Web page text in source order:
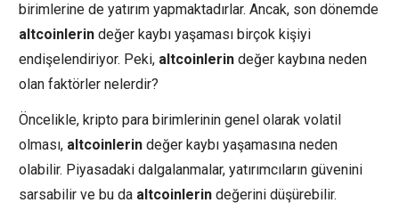
birimlerine de yatırım yapmaktadırlar. Ancak, son dönemde
altcoinlerin değer kaybı yaşaması birçok kişiyi
endişelendiriyor. Peki, altcoinlerin değer kaybına neden
olan faktörler nelerdir?
Öncelikle, kripto para birimlerinin genel olarak volatil
olması, altcoinlerin değer kaybı yaşamasına neden
olabilir. Piyasadaki dalgalanmalar, yatırımcıların güvenini
sarsabilir ve bu da altcoinlerin değerini düşürebilir.